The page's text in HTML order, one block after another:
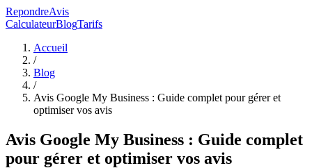
RepondreAvis
CalculateurBlogTarifs
Accueil
/
Blog
/
Avis Google My Business : Guide complet pour gérer et
optimiser vos avis
Avis Google My Business : Guide complet
pour gérer et optimiser vos avis